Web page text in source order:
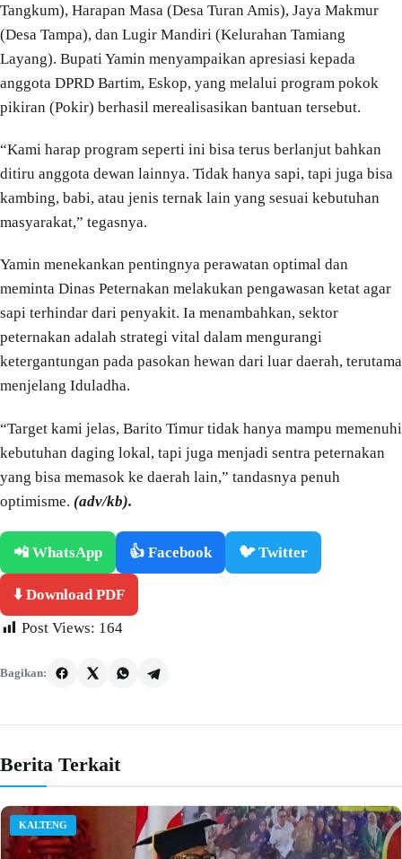
Tangkum), Harapan Masa (Desa Turan Amis), Jaya Makmur
(Desa Tampa), dan Lugir Mandiri (Kelurahan Tamiang
Layang). Bupati Yamin menyampaikan apresiasi kepada
anggota DPRD Bartim, Eskop, yang melalui program pokok
pikiran (Pokir) berhasil merealisasikan bantuan tersebut.
“Kami harap program seperti ini bisa terus berlanjut bahkan
ditiru anggota dewan lainnya. Tidak hanya sapi, tapi juga bisa
kambing, babi, atau jenis ternak lain yang sesuai kebutuhan
masyarakat,” tegasnya.
Yamin menekankan pentingnya perawatan optimal dan
meminta Dinas Peternakan melakukan pengawasan ketat agar
sapi terhindar dari penyakit. Ia menambahkan, sektor
peternakan adalah strategi vital dalam mengurangi
ketergantungan pada pasokan hewan dari luar daerah, terutama
menjelang Iduladha.
“Target kami jelas, Barito Timur tidak hanya mampu memenuhi
kebutuhan daging lokal, tapi juga menjadi sentra peternakan
yang bisa memasok ke daerah lain,” tandasnya penuh
optimisme. (adv/kb).
📲 WhatsApp 👍 Facebook 🐦 Twitter
⬇️ Download PDF
Post Views: 164
Bagikan:
Berita Terkait
KALTENG